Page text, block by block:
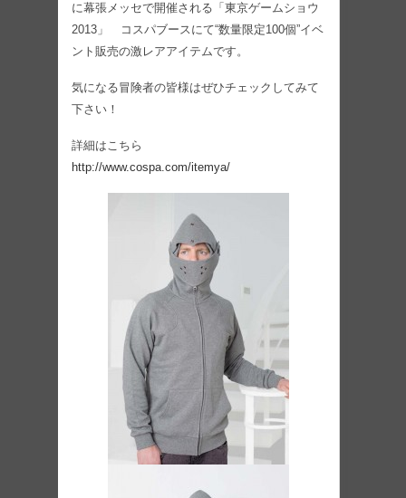
に幕張メッセで開催される「東京ゲームショウ
2013」 コスパブースにて“数量限定100個”イベ
ント販売の激レアアイテムです。
気になる冒険者の皆様はぜひチェックしてみて
下さい！
詳細はこちら
http://www.cospa.com/itemya/